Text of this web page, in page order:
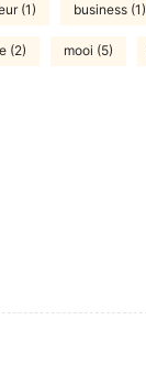
(1) business (1)
(2) mooi (5)